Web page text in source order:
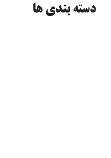
دسته‌ بندی ها